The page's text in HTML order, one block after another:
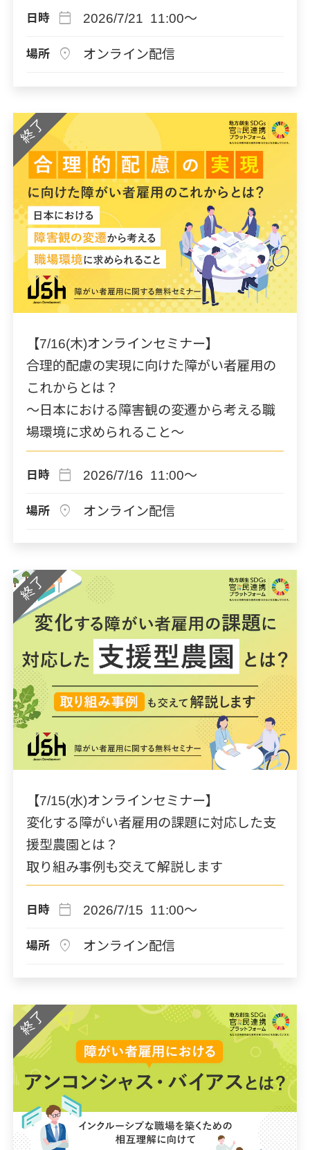
日時 calendar_today 2026/7/21 11:00～
場所 location_on オンライン配信
終了
【7/16(木)オンラインセミナー】
合理的配慮の実現に向けた障がい者雇用の
これからとは？
～日本における障害観の変遷から考える職
場環境に求められること～
日時 calendar_today 2026/7/16 11:00～
場所 location_on オンライン配信
終了
【7/15(水)オンラインセミナー】
変化する障がい者雇用の課題に対応した支
援型農園とは？
取り組み事例も交えて解説します
日時 calendar_today 2026/7/15 11:00～
場所 location_on オンライン配信
終了